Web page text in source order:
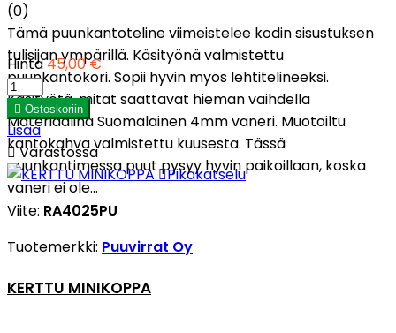
(0)
Tämä puunkantoteline viimeistelee kodin sisustuksen
tulisijan ympärillä. Käsityönä valmistettu
puunkantokori. Sopii hyvin myös lehtitelineeksi.
Käsityötä, mitat saattavat hieman vaihdella
Materiaalina Suomalainen 4mm vaneri. Muotoiltu
kantokahva valmistettu kuusesta. Tässä
puunkantimessa puut pysyy hyvin paikoillaan, koska
vaneri ei ole...
Hinta45,00 €
 Ostoskoriin
Lisää
Varastossa
Pikakatselu
Viite: RA4025PU
Tuotemerkki: Puuvirrat Oy
KERTTU MINIKOPPA